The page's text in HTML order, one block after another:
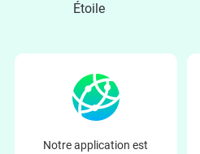
Étoile
Notre application est